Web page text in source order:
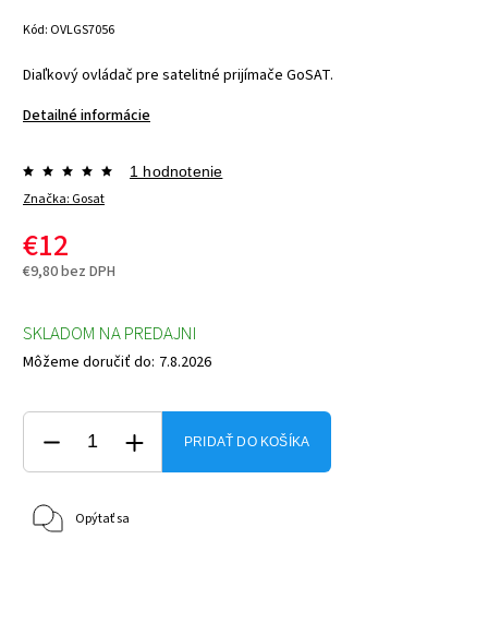
Kód: OVLGS7056
Diaľkový ovládač pre satelitné prijímače GoSAT.
Detailné informácie
Značka: Gosat
1 hodnotenie
€12
€9,80 bez DPH
SKLADOM NA PREDAJNI
Môžeme doručiť do: 7.8.2026
PRIDAŤ DO KOŠÍKA
Opýtať sa